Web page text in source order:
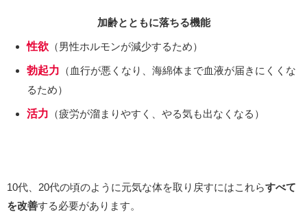
加齢とともに落ちる機能
性欲 （男性ホルモンが減少するため）
勃起力 （血行が悪くなり、海綿体まで血液が届きにくくな
るため）
活力 （疲労が溜まりやすく、やる気も出なくなる）
10代、20代の頃のように元気な体を取り戻すにはこれらすべて
を改善する必要があります。